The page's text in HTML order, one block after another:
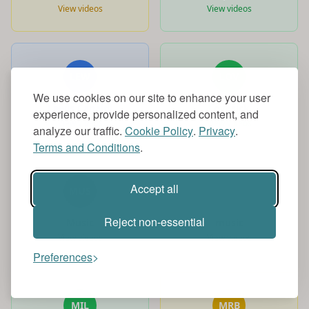
We use cookies on our site to enhance your user
experience, provide personalized content, and
analyze our traffic. Cookie Policy. Privacy.
Terms and Conditions.
Accept all
Reject non-essential
Preferences
View videos View videos
View videos
Lovesick
View videos
View videos View videos
MIL MRB